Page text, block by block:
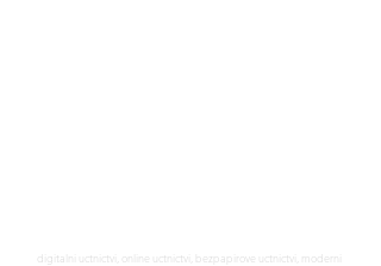
digitalni uctnictvi, online uctnictvi, bezpapirove uctnictvi, moderni